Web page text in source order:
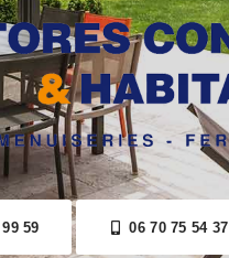
59 06 70 75 54 37